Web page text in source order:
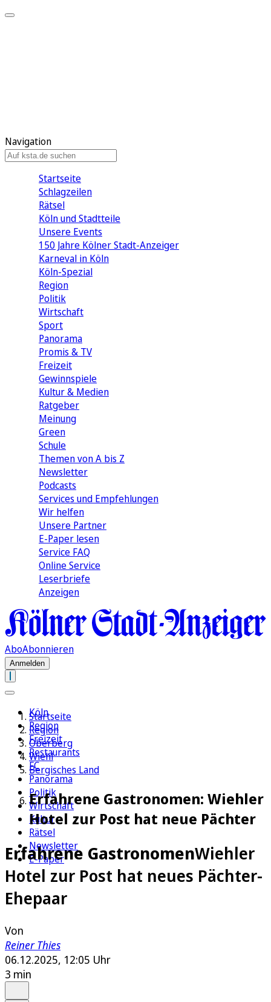
Navigation
Startseite
Schlagzeilen
Rätsel
Köln und Stadtteile
Unsere Events
150 Jahre Kölner Stadt-Anzeiger
Karneval in Köln
Köln-Spezial
Region
Politik
Wirtschaft
Sport
Panorama
Promis & TV
Freizeit
Gewinnspiele
Kultur & Medien
Ratgeber
Meinung
Green
Schule
Themen von A bis Z
Newsletter
Podcasts
Services und Empfehlungen
Wir helfen
Unsere Partner
E-Paper lesen
Service FAQ
Online Service
Leserbriefe
Anzeigen
AboAbonnieren
Anmelden
Köln
Region
Freizeit
Restaurants
FC
Panorama
Politik
Wirtschaft
Kultur
Rätsel
Newsletter
E-Paper
Startseite
Region
Oberberg
Wiehl
Bergisches Land
Erfahrene Gastronomen: Wiehler
Hotel zur Post hat neue Pächter
Erfahrene GastronomenWiehler
Hotel zur Post hat neues Pächter-
Ehepaar
Von
Reiner Thies
06.12.2025, 12:05 Uhr
3 min